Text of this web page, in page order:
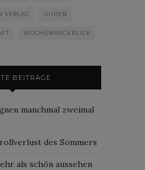
VERLAG UHREN
WOCHENRÜCKBLICK
BEITRÄGE
manchmal zweimal
des Sommers
als schön aussehen